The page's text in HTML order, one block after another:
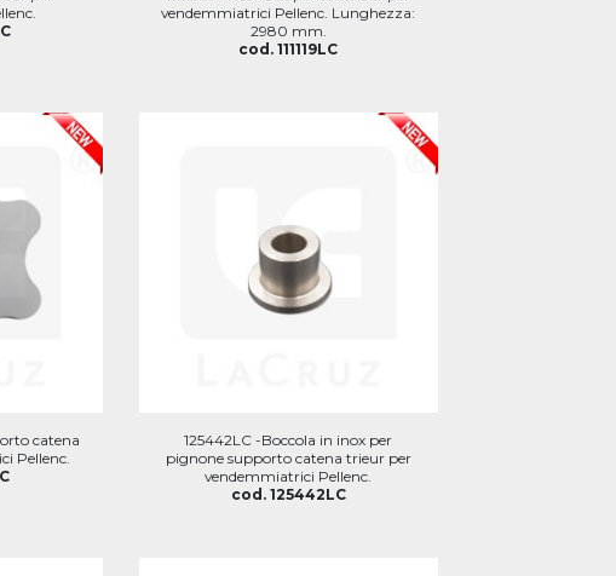
vendemmiatrici Pellenc. Lunghezza:
2980 mm.
cod. 111119LC
catena
Pellenc.
125442LC -Boccola in inox per
pignone supporto catena trieur per
vendemmiatrici Pellenc.
cod. 125442LC